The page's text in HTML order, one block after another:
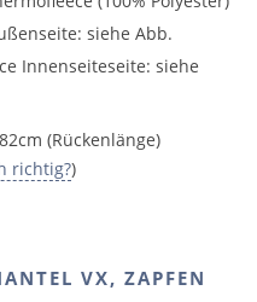
siehe Abb.
Innenseiteseite: siehe
(Rückenlänge)
richtig?)
VX, ZAPFEN